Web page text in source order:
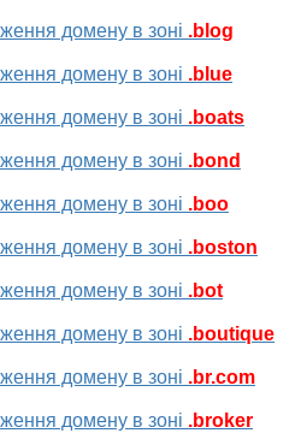
домену в зоні .blog
домену в зоні .blue
домену в зоні .boats
домену в зоні .bond
домену в зоні .boo
домену в зоні .boston
домену в зоні .bot
домену в зоні .boutique
домену в зоні .br.com
домену в зоні .broker